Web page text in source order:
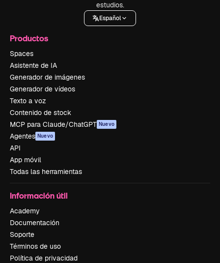
estudios.
Español
Productos
Spaces
Asistente de IA
Generador de imágenes
Generador de vídeos
Texto a voz
Contenido de stock
MCP para Claude/ChatGPT Nuevo
Agentes Nuevo
API
App móvil
Todas las herramientas
Información útil
Academy
Documentación
Soporte
Términos de uso
Política de privacidad